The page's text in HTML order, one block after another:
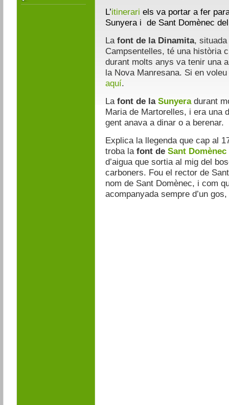
L’itinerari els va portar a fer
Sunyera i de Sant Domènec
La font de la Dinamita, situada
Campsentelles, té una història
durant molts anys va tenir una
la Nova Manresana. Si en
aquí.
Lafont de la Sunyeradurant
Maria de Martorelles, i era una
gent anava a dinar o a berenar.
Explica la llegenda que cap al
troba la font de Sant Domènec
d’aigua que sortia al mig del
carboners. Fou el rector de
nom de Sant Domènec, i com
acompanyada sempre d’un